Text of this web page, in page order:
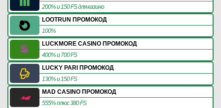
200% и 150 FS для казино
LOOTRUN ПРОМОКОД
100%
LUCKMORE CASINO ПРОМОКОД
400% и 700 FS
LUCKY PARI ПРОМОКОД
130% и 150 FS
MAD CASINO ПРОМОКОД
555% плюс 380 FS